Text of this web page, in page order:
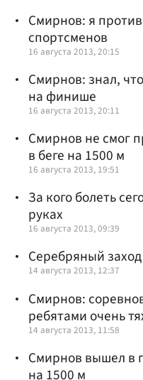
Смирнов: я
спортсменов
16 августа 2013, 20:15
Смирнов: знал,
на финише
16 августа 2013, 20:11
Смирнов не смог
в беге на 1500 м
16 августа 2013, 19:51
За кого болеть
руках
16 августа 2013, 09:39
Серебряный
14 августа 2013, 12:37
Смирнов:
ребятами очень
14 августа 2013, 11:58
Смирнов вышел в
на 1500 м